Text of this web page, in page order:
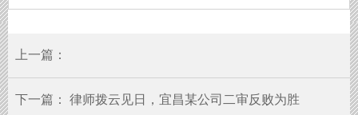
上一篇：
下一篇： 律师拨云见日，宜昌某公司二审反败为胜